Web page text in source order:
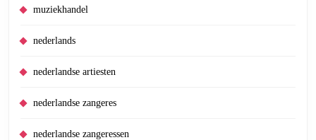
muziekhandel
nederlands
nederlandse artiesten
nederlandse zangeres
nederlandse zangeressen